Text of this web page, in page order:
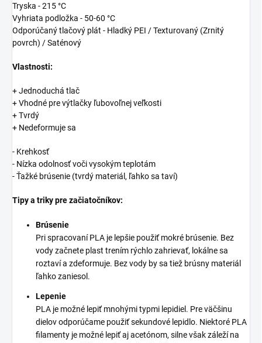
Tryska - 215 °C
Vyhriata podložka - 50-60 °C
Odporúčaný tlačový plát - Hladký PEI / Texturovaný (Zrnitý
povrch) / Saténový
Vlastnosti:
+ Jednoduchá tlač
+ Vhodné pre výtlačky ľubovoľnej veľkosti
+ Tvrdý
+ Nedeformuje sa
- Krehkosť
- Nízka odolnosť voči vysokým teplotám
- Ťažké brúsenie (tvrdý materiál, ľahko sa taví)
Tipy a triky pre začiatočníkov:
Brúsenie
Pri spracovaní PLA je lepšie použiť mokré brúsenie. Bez
vody začnete plast trením rýchlo zahrievať, lokálne sa
roztaví a zdeformuje. Bez vody by sa tiež brúsny materiál
ľahko zaniesol.
Lepenie
PLA je možné lepiť mnohými typmi lepidiel. Pre väčšinu
dielov odporúčame použiť sekundové lepidlo. Niektoré PLA
filamenty je možné lepiť aj acetónom, silne však záleží na